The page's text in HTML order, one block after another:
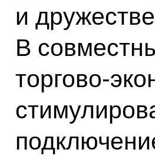
и
В
торгово-